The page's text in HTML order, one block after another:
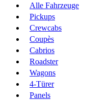
Alle Fahrzeuge
Pickups
Crewcabs
Coupès
Cabrios
Roadster
Wagons
4-Türer
Panels